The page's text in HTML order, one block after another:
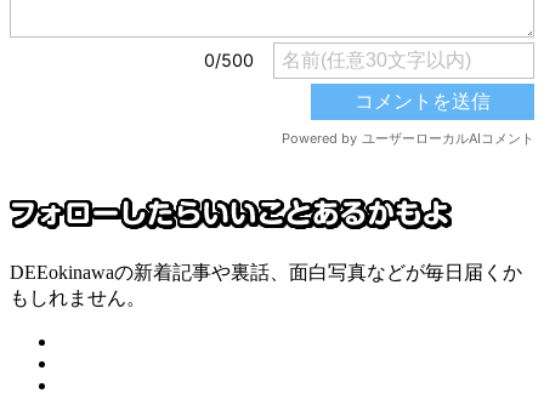
DEEokinawaの新着記事や裏話、面白写真などが毎日届くか
もしれません。